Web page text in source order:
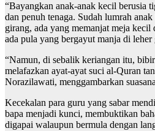
“Bayangkan anak-anak kecil berusia
dan penuh tenaga. Sudah lumrah
girang, ada yang memanjat meja kecil
ada pula yang bergayut manja di leher
“Namun, di sebalik keriangan itu,
melafazkan ayat-ayat suci al-Quran
Norazilawati, menggambarkan
Kecekalan para guru yang sabar
bapa menjadi kunci, membuktikan
digapai walaupun bermula dengan